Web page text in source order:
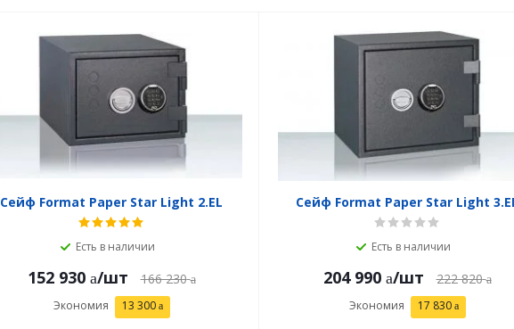
Сейф Format Paper Star Light 2.EL
Есть в наличии
152 930 /шт 166 230
Экономия 13 300
Сейф Format Paper Star Light
Есть в наличии
204 990 /шт 222 820
Экономия 17 830